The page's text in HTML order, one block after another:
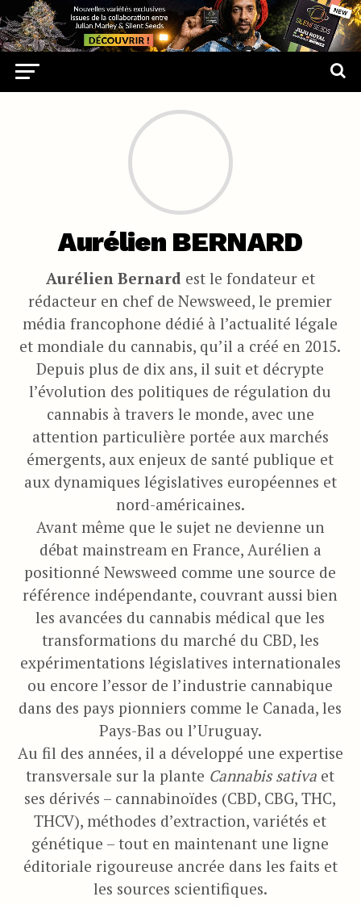
Aurélien BERNARD
Aurélien Bernard est le fondateur et
rédacteur en chef de Newsweed, le premier
média francophone dédié à l’actualité légale
et mondiale du cannabis, qu’il a créé en 2015.
Depuis plus de dix ans, il suit et décrypte
l’évolution des politiques de régulation du
cannabis à travers le monde, avec une
attention particulière portée aux marchés
émergents, aux enjeux de santé publique et
aux dynamiques législatives européennes et
nord-américaines.
Avant même que le sujet ne devienne un
débat mainstream en France, Aurélien a
positionné Newsweed comme une source de
référence indépendante, couvrant aussi bien
les avancées du cannabis médical que les
transformations du marché du CBD, les
expérimentations législatives internationales
ou encore l’essor de l’industrie cannabique
dans des pays pionniers comme le Canada, les
Pays-Bas ou l’Uruguay.
Au fil des années, il a développé une expertise
transversale sur la plante Cannabis sativa et
ses dérivés – cannabinoïdes (CBD, CBG, THC,
THCV), méthodes d’extraction, variétés et
génétique – tout en maintenant une ligne
éditoriale rigoureuse ancrée dans les faits et
les sources scientifiques.